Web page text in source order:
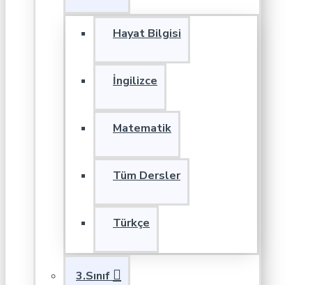
Hayat Bilgisi
İngilizce
Matematik
Tüm Dersler
Türkçe
3.Sınıf